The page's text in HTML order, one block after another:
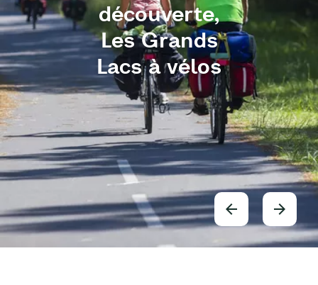
découverte,
Les Grands
Lacs à vélos